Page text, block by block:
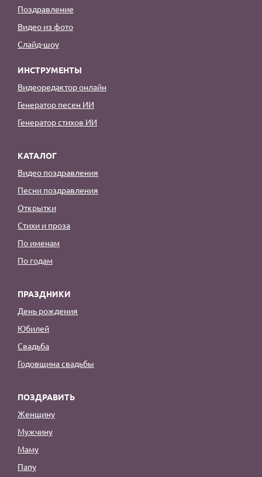
Поздравление
Видео из фото
Слайд-шоу
ИНСТРУМЕНТЫ
Видеоредактор онлайн
Генератор песен ИИ
Генератор стихов ИИ
КАТАЛОГ
Видео поздравления
Песни поздравления
Открытки
Стихи и проза
По именам
По годам
ПРАЗДНИКИ
День рождения
Юбилей
Свадьба
Годовщина свадьбы
ПОЗДРАВИТЬ
Женщину
Мужчину
Маму
Папу